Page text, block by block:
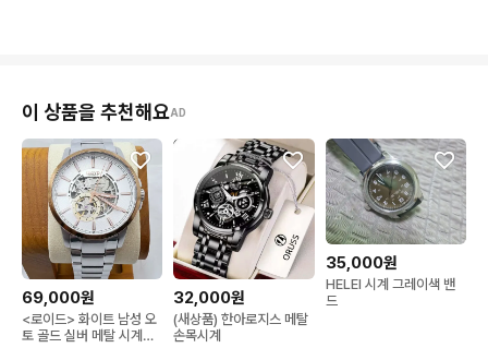
이 상품을 추천해요AD
69,000원
<로이드> 화이트 남성 오
토 골드 실버 메탈 시계
32,000원
(새상품) 한아로지스 메탈
손목시계
35,000원
HELEI 시계 그레이색 밴
드